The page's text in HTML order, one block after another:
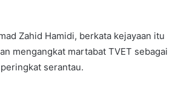
Zahid Hamidi, berkata kejayaan itu
mengangkat martabat TVET sebagai
serantau.